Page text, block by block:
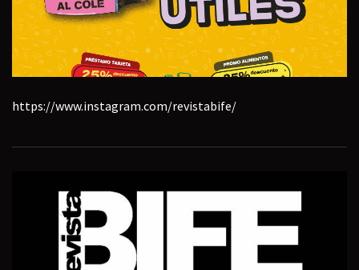
https://www.instagram.com/revistabife/